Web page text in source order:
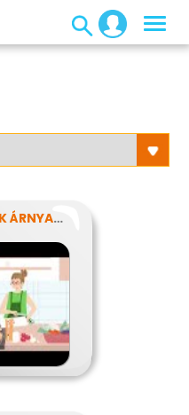
VISELKEDÉSÜNK ÁRNYALATAI